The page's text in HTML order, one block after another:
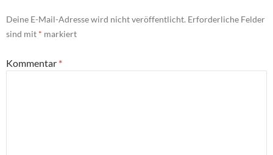
Deine E-Mail-Adresse wird nicht veröffentlicht. Erforderliche Felder
sind mit * markiert
Kommentar *